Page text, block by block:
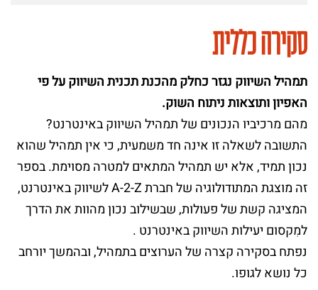
סקירה כללית
תמהיל השיווק נגזר כחלק מהכנת תכנית השיווק על פי
האפיון ותוצאות ניתוח השוק.
מהם מרכיביו הנכונים של תמהיל השיווק באינטרנט?
התשובה לשאלה זו אינה חד משמעית, כי אין תמהיל שהוא
נכון תמיד, אלא יש תמהיל המתאים למטרה מסוימת. בספר
זה מוצגת המתודולוגיה של חברת A-2-Z לשיווק באינטרנט,
המציגה קשת של פעולות, שבשילוב נכון מהוות את הדרך
למִקסום יעילות השיווק באינטרנט .
נפתח בסקירה קצרה של הערוצים בתמהיל, ובהמשך יורחב
כל נושא לגופו.